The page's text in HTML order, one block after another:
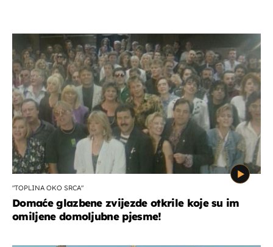
"TOPLINA OKO SRCA"
Domaće glazbene zvijezde otkrile koje su im
omiljene domoljubne pjesme!